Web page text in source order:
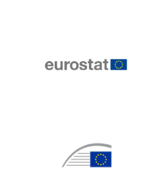
Katharien L.C. Hunt
Klaus-Heiner Lehne
Koen LENAERTS